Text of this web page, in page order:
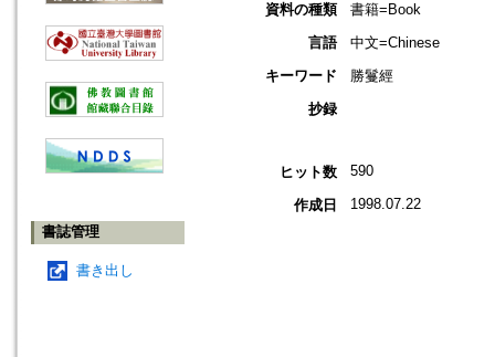
書誌管理
書き出し
資料の種類
書籍=Book
言語
中文=Chinese
キーワード
勝鬘經
抄録
ヒット数 590
作成日 1998.07.22